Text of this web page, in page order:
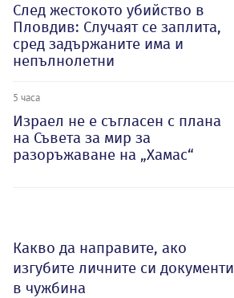
След жестокото убийство в
Пловдив: Случаят се заплита,
сред задържаните има и
непълнолетни
5 часа
Израел не е съгласен с плана
на Съвета за мир за
разоръжаване на „Хамас“
Какво да направите, ако
изгубите личните си документи
в чужбина